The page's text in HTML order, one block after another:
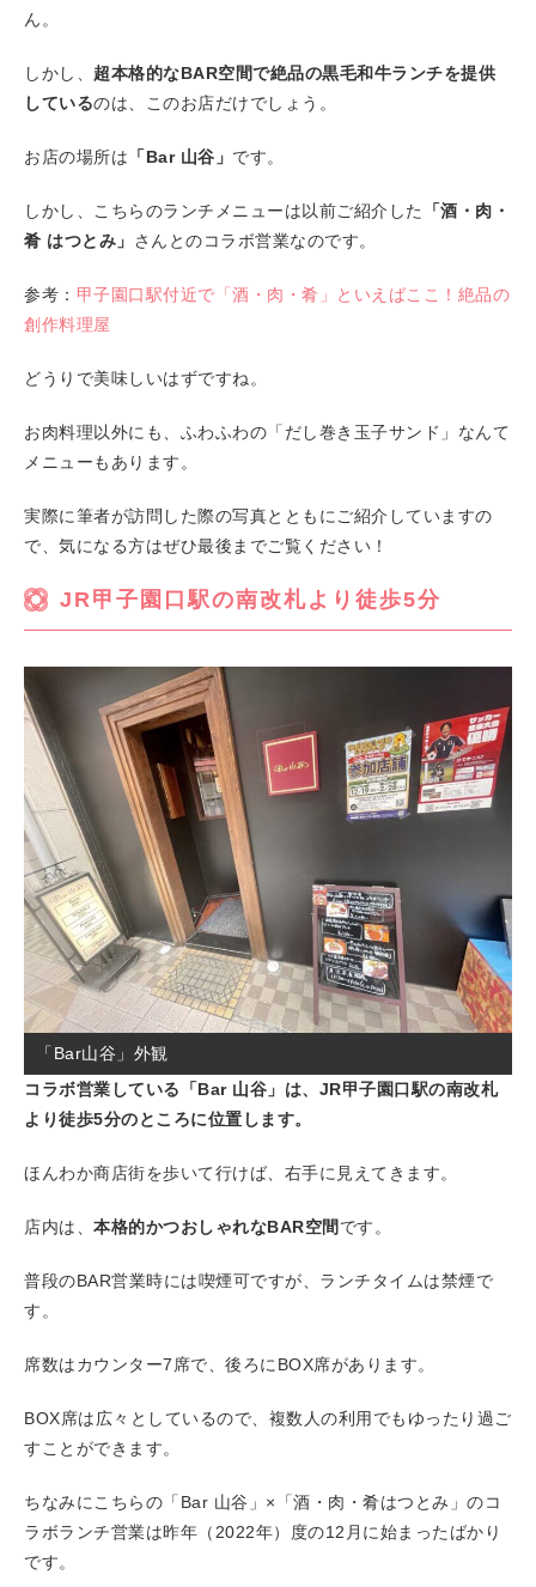
ん。
しかし、 超本格的なBAR空間で絶品の黒毛和牛ランチを提供
しているのは、このお店だけでしょう。
お店の場所は 「Bar 山谷」 です。
しかし、こちらのランチメニューは以前ご紹介した
「酒・肉・
肴 はつとみ」 さんとのコラボ営業なのです。
参考： 甲子園口駅付近で「酒・肉・肴」といえばここ！絶品の
創作料理屋
どうりで美味しいはずですね。
お肉料理以外にも、ふわふわの「だし巻き玉子サンド」なんて
メニューもあります。
実際に筆者が訪問した際の写真とともにご紹介していますの
で、気になる方はぜひ最後までご覧ください！
JR甲子園口駅の南改札より徒歩5分
「Bar山谷」外観
コラボ営業している「Bar 山谷」は、JR甲子園口駅の南改札
より徒歩5分のところに位置します。
ほんわか商店街を歩いて行けば、右手に見えてきます。
店内は、 本格的かつおしゃれなBAR空間 です。
普段のBAR営業時には喫煙可ですが、ランチタイムは禁煙で
す。
席数はカウンター7席で、後ろにBOX席があります。
BOX席は広々としているので、複数人の利用でもゆったり過ご
すことができます。
ちなみにこちらの「Bar 山谷」×「酒・肉・肴はつとみ」のコ
ラボランチ営業は昨年（2022年）度の12月に始まったばかり
です。